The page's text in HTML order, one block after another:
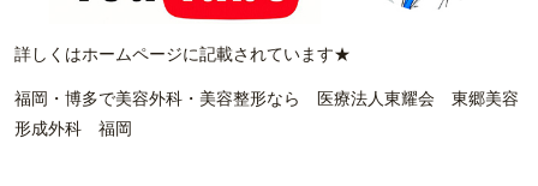
詳しくはホームページに記載されています★
福岡・博多で美容外科・美容整形なら 医療法人東耀会 東郷美容
形成外科 福岡